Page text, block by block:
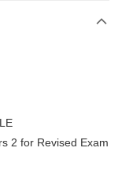
2 for Revised Exam